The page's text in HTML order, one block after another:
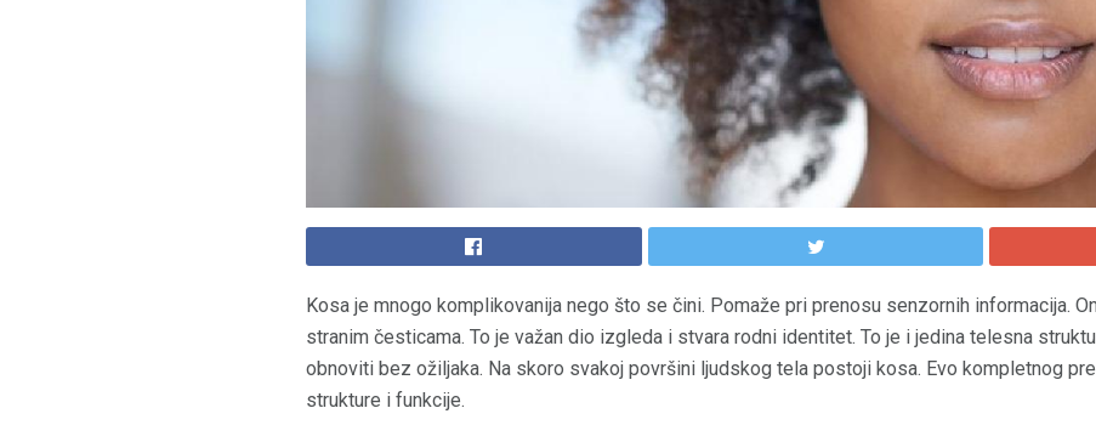
Kosa je mnogo komplikovanija nego što se čini. Pomaže pri prenosu senzornih informacija.
stranim česticama. To je važan dio izgleda i stvara rodni identitet. To je i jedina telesna
obnoviti bez ožiljaka. Na skoro svakoj površini ljudskog tela postoji kosa. Evo kompletnog
strukture i funkcije.